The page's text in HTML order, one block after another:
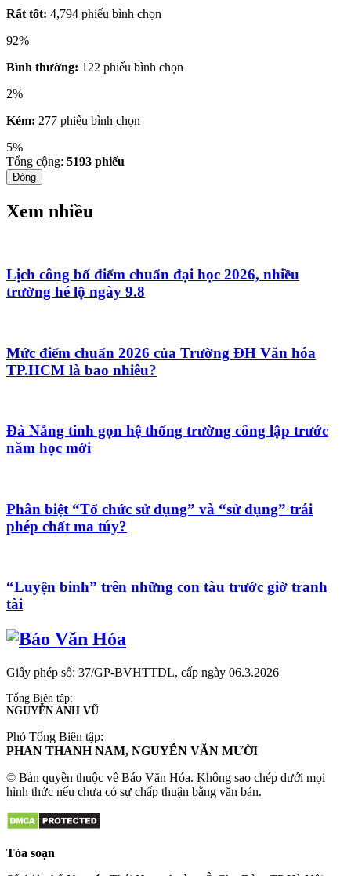
Rất tốt: 4,794 phiếu bình chọn
92%
Bình thường: 122 phiếu bình chọn
2%
Kém: 277 phiếu bình chọn
5%
Tổng cộng: 5193 phiếu
Đóng
Xem nhiều
Lịch công bố điểm chuẩn đại học 2026, nhiều
trường hé lộ ngày 9.8
Mức điểm chuẩn 2026 của Trường ĐH Văn hóa
TP.HCM là bao nhiêu?
Đà Nẵng tinh gọn hệ thống trường công lập trước
năm học mới
Phân biệt “Tổ chức sử dụng” và “sử dụng” trái
phép chất ma túy?
“Luyện binh” trên những con tàu trước giờ tranh
tài
Giấy phép số: 37/GP-BVHTTDL, cấp ngày 06.3.2026
Tổng Biên tập:
NGUYỄN ANH VŨ
Phó Tổng Biên tập:
PHAN THANH NAM, NGUYỄN VĂN MƯỜI
© Bản quyền thuộc về Báo Văn Hóa. Không sao chép dưới mọi
hình thức nếu chưa có sự chấp thuận bằng văn bản.
Tòa soạn